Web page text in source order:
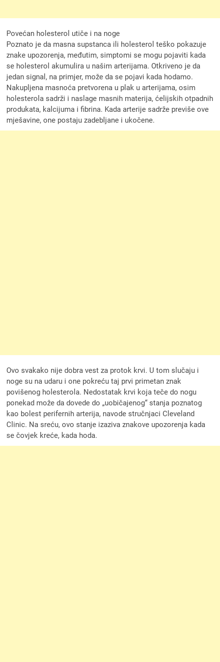
Povećan holesterol utiče i na noge
Poznato je da masna supstanca ili holesterol teško pokazuje
znake upozorenja, međutim, simptomi se mogu pojaviti kada
se holesterol akumulira u našim arterijama. Otkriveno je da
jedan signal, na primjer, može da se pojavi kada hodamo.
Nakupljena masnoća pretvorena u plak u arterijama, osim
holesterola sadrži i naslage masnih materija, ćelijskih otpadnih
produkata, kalcijuma i fibrina. Kada arterije sadrže previše ove
mješavine, one postaju zadebljane i ukočene.
Ovo svakako nije dobra vest za protok krvi. U tom slučaju i
noge su na udaru i one pokreću taj prvi primetan znak
povišenog holesterola. Nedostatak krvi koja teče do nogu
ponekad može da dovede do „uobičajenog“ stanja poznatog
kao bolest perifernih arterija, navode stručnjaci Cleveland
Clinic. Na sreću, ovo stanje izaziva znakove upozorenja kada
se čovjek kreće, kada hoda.